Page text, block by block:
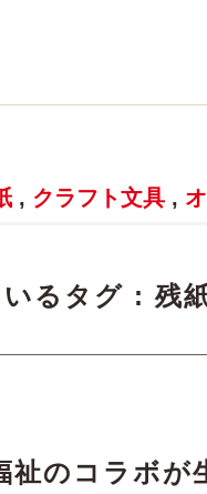
, クラフト文具 ,
いるタグ :残
祉のコラボが